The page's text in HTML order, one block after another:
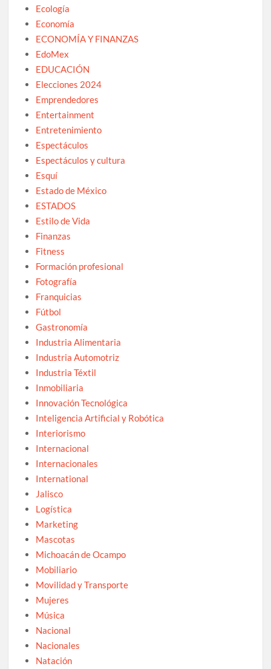
Ecología
Economía
ECONOMÍA Y FINANZAS
EdoMex
EDUCACIÓN
Elecciones 2024
Emprendedores
Entertainment
Entretenimiento
Espectáculos
Espectáculos y cultura
Esquí
Estado de México
ESTADOS
Estilo de Vida
Finanzas
Fitness
Formación profesional
Fotografía
Franquicias
Fútbol
Gastronomía
Industria Alimentaria
Industria Automotriz
Industria Téxtil
Inmobiliaria
Innovación Tecnológica
Inteligencia Artificial y Robótica
Interiorismo
Internacional
Internacionales
International
Jalisco
Logística
Marketing
Mascotas
Michoacán de Ocampo
Mobiliario
Movilidad y Transporte
Mujeres
Música
Nacional
Nacionales
Natación